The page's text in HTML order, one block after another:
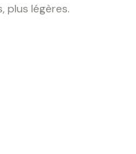
plus légères.